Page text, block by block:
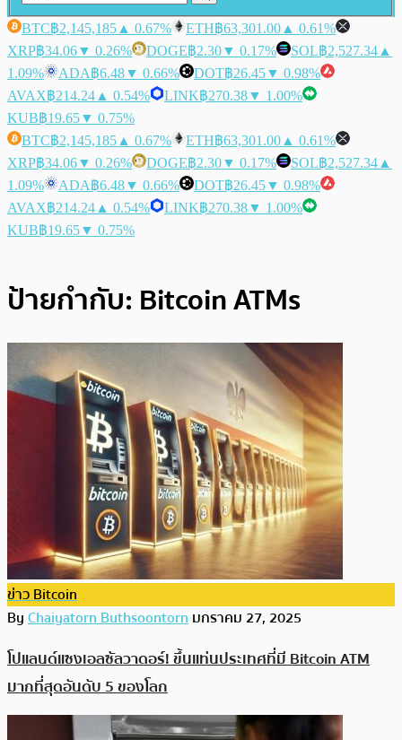
BTC฿2,145,185 ▲ 0.67% ETH฿63,301.00 ▲ 0.61%
XRP฿34.06▼ 0.26% DOGE฿2.30▼ 0.17% SOL฿2,527.34 ▲
1.09%
ADA฿6.48▼ 0.66% DOT฿26.45▼ 0.98%
AVAX฿214.24 ▲ 0.54% LINK฿270.38▼ 1.00%
KUB฿19.65▼ 0.75%
BTC฿2,145,185 ▲ 0.67% ETH฿63,301.00 ▲ 0.61%
XRP฿34.06▼ 0.26% DOGE฿2.30▼ 0.17% SOL฿2,527.34 ▲
1.09%
ADA฿6.48▼ 0.66% DOT฿26.45▼ 0.98%
AVAX฿214.24 ▲ 0.54% LINK฿270.38▼ 1.00%
KUB฿19.65▼ 0.75%
ป้ายกำกับ: Bitcoin ATMs
ข่าว Bitcoin
ByChaiyatorn Buthsoontornมกราคม 27, 2025
โปแลนด์แซงเอลซัลวาดอร์! ขึ้นแท่นประเทศที่มี Bitcoin ATM
มากที่สุดอันดับ 5 ของโลก